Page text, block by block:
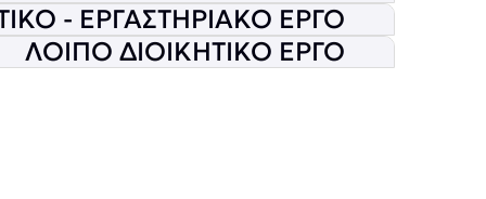
- ΕΡΓΑΣΤΗΡΙΑΚΟ ΕΡΓΟ
ΛΟΙΠΟ ΔΙΟΙΚΗΤΙΚΟ ΕΡΓΟ